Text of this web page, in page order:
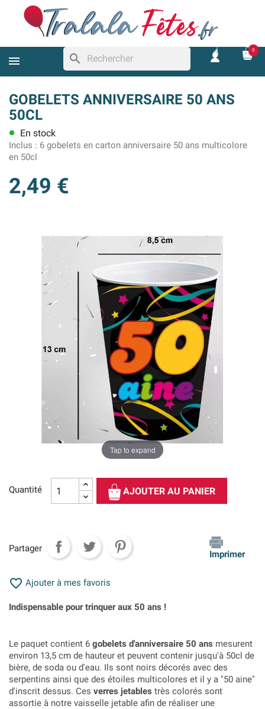
search
0
GOBELETS ANNIVERSAIRE 50 ANS
50CL
lens En stock
Inclus : 6 gobelets en carton anniversaire 50 ans multicolore
en 50cl
2,49 €
Tap to expand
Quantité AJOUTER AU PANIER
Partager
Imprimer
 Ajouter à mes favoris
Indispensable pour trinquer aux 50 ans !
Le paquet contient 6 gobelets d'anniversaire 50 ans mesurent
environ 13,5 cm de hauteur et peuvent contenir jusqu'à 50cl de
bière, de soda ou d'eau. Ils sont noirs décorés avec des
serpentins ainsi que des étoiles multicolores et il y a "50 aine"
d'inscrit dessus. Ces verres jetables très colorés sont
assortie à notre vaisselle jetable afin de réaliser une